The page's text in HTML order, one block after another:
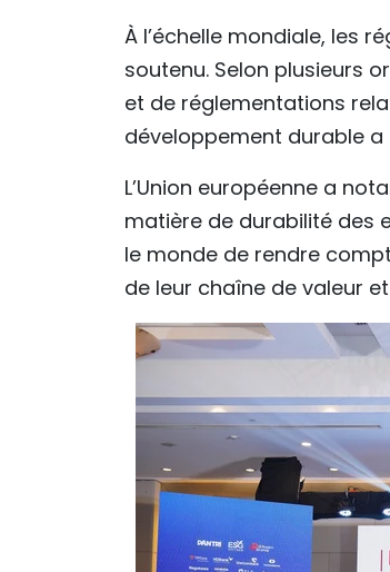
À l’échelle mondiale, les
soutenu. Selon plusieurs
et de réglementations
développement durable
L’Union européenne a
matière de durabilité des
le monde de rendre
de leur chaîne de valeur